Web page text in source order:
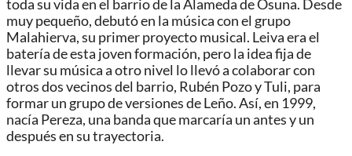
toda su vida en el barrio de la Alameda de Osuna. Desde
muy pequeño, debutó en la música con el grupo
Malahierva, su primer proyecto musical. Leiva era el
batería de esta joven formación, pero la idea fija de
llevar su música a otro nivel lo llevó a colaborar con
otros dos vecinos del barrio, Rubén Pozo y Tuli, para
formar un grupo de versiones de Leño. Así, en 1999,
nacía Pereza, una banda que marcaría un antes y un
después en su trayectoria.